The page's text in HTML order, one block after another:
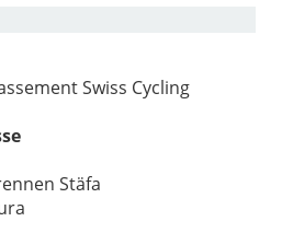
Swiss Cycling
Stäfa